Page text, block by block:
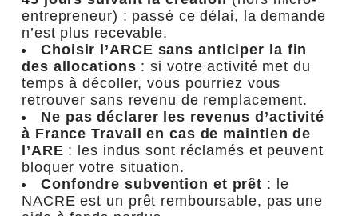
entrepreneur) : passé ce délai, la demande
n’est plus recevable.
Choisir l’ARCE sans anticiper la fin
des allocations : si votre activité met du
temps à décoller, vous pourriez vous
retrouver sans revenu de remplacement.
Ne pas déclarer les revenus d’activité
à France Travail en cas de maintien de
l’ARE : les indus sont réclamés et peuvent
bloquer votre situation.
Confondre subvention et prêt : le
NACRE est un prêt remboursable, pas une